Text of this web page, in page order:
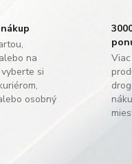
na
si
osobný